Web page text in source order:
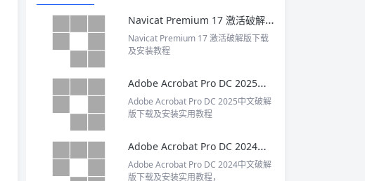
Navicat Premium 17 激活破解版下载及安装教程
Navicat Premium 17 激活破解版下载
及安装教程
Adobe Acrobat Pro DC 2025中文破解版下载及安装实用教程
Adobe Acrobat Pro DC 2025中文破解
版下载及安装实用教程
Adobe Acrobat Pro DC 2024中文破解版下载及安装实用教程
Adobe Acrobat Pro DC 2024中文破解
版下载及安装实用教程，